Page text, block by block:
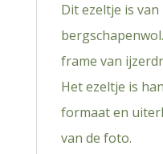
Dit ezeltje is
frame van
Het ezeltje is
formaat en
van de foto.